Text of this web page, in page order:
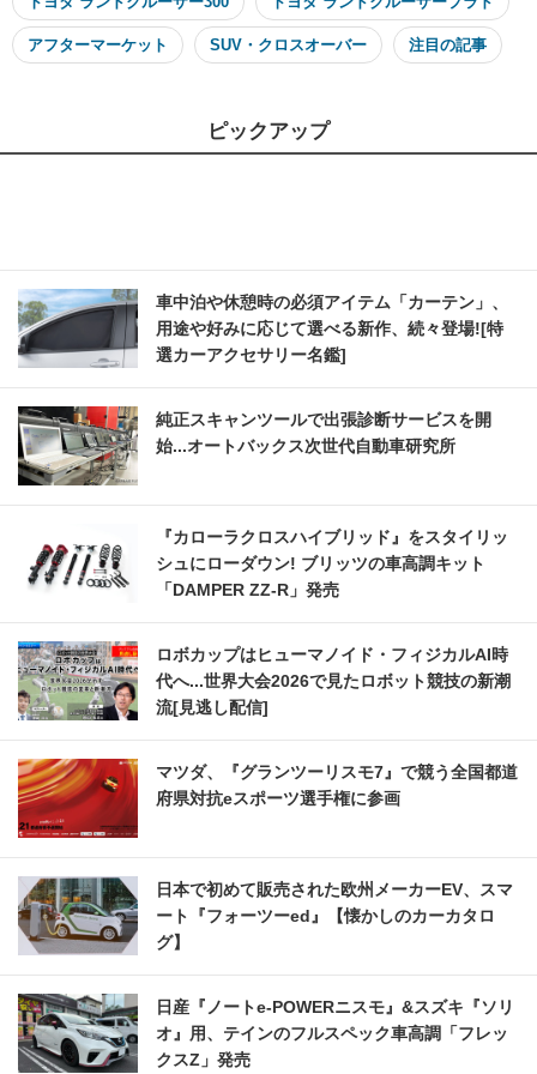
アフターマーケット SUV・クロスオーバー 注目の記事
ピックアップ
車中泊や休憩時の必須アイテム「カーテン」、
用途や好みに応じて選べる新作、続々登場![特
選カーアクセサリー名鑑]
純正スキャンツールで出張診断サービスを開
始...オートバックス次世代自動車研究所
『カローラクロスハイブリッド』をスタイリッ
シュにローダウン! ブリッツの車高調キット
「DAMPER ZZ-R」発売
ロボカップはヒューマノイド・フィジカルAI時
代へ...世界大会2026で見たロボット競技の新潮
流[見逃し配信]
マツダ、『グランツーリスモ7』で競う全国都道
府県対抗eスポーツ選手権に参画
日本で初めて販売された欧州メーカーEV、スマ
ート『フォーツーed』【懐かしのカーカタロ
グ】
日産『ノートe-POWERニスモ』&スズキ『ソリ
オ』用、テインのフルスペック車高調「フレッ
クスZ」発売